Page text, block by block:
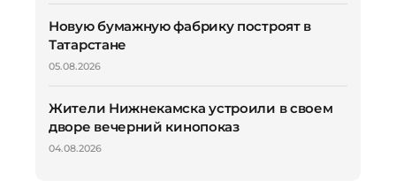
Новую бумажную фабрику построят в
Татарстане
05.08.2026
Жители Нижнекамска устроили в своем
дворе вечерний кинопоказ
04.08.2026